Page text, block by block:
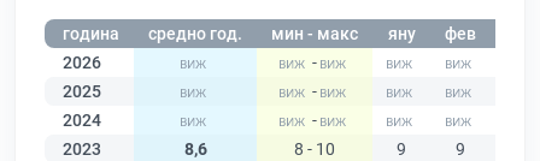
година средно год. мин - макс яну фев
2026
-
2025
-
2024
-
2023
8,6 8 - 10 9 9